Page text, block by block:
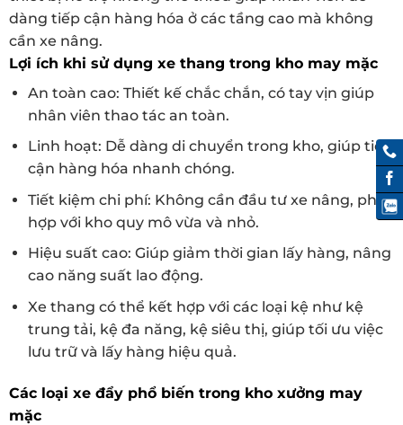
dàng tiếp cận hàng hóa ở các tầng cao mà không
cần xe nâng.
Lợi ích khi sử dụng xe thang trong kho may mặc
An toàn cao: Thiết kế chắc chắn, có tay vịn giúp
nhân viên thao tác an toàn.
Linh hoạt: Dễ dàng di chuyển trong kho, giúp tiếp
cận hàng hóa nhanh chóng.
Tiết kiệm chi phí: Không cần đầu tư xe nâng, phù
hợp với kho quy mô vừa và nhỏ.
Hiệu suất cao: Giúp giảm thời gian lấy hàng, nâng
cao năng suất lao động.
Xe thang có thể kết hợp với các loại kệ như kệ
trung tải, kệ đa năng, kệ siêu thị, giúp tối ưu việc
lưu trữ và lấy hàng hiệu quả.
Các loại xe đẩy phổ biến trong kho xưởng may
mặc